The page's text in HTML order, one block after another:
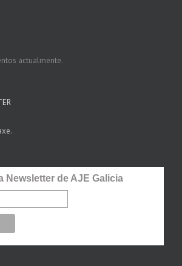
actualmente.
Newsletter de AJE Galicia